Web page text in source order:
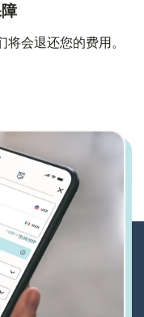
会退还您的费用。